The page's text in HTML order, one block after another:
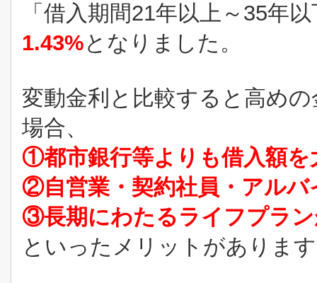
「借入期間21年以上～35年
1.43%となりました。
変動金利と比較すると高め
場合、
①都市銀行等よりも借入額を
②自営業・契約社員・アル
③長期にわたるライフプラ
といったメリットがありま